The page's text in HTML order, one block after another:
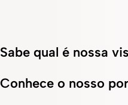
Sabe qual é nossa
Conhece o nosso